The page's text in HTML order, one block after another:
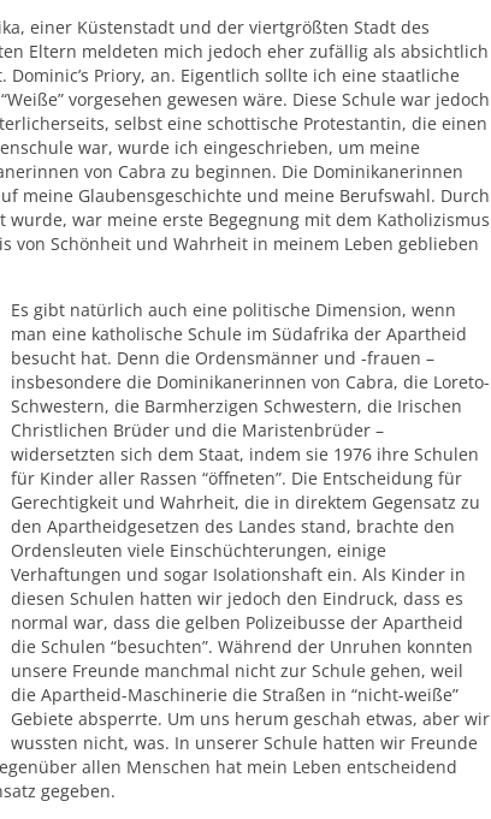
einer Küstenstadt und der viertgrößten Stadt des
Eltern meldeten mich jedoch eher zufällig als absichtlich
Priory, an. Eigentlich sollte ich eine staatliche
vorgesehen gewesen wäre. Diese Schule war jedoch
selbst eine schottische Protestantin, die einen
war, wurde ich eingeschrieben, um meine
von Cabra zu beginnen. Die Dominikanerinnen
meine Glaubensgeschichte und meine Berufswahl. Durch
war meine erste Begegnung mit dem Katholizismus
von Schönheit und Wahrheit in meinem Leben geblieben
Es gibt natürlich auch eine politische Dimension, wenn
man eine katholische Schule im Südafrika der Apartheid
besucht hat. Denn die Ordensmänner und -frauen –
insbesondere die Dominikanerinnen von Cabra, die Loreto-
Schwestern, die Barmherzigen Schwestern, die Irischen
Christlichen Brüder und die Maristenbrüder –
widersetzten sich dem Staat, indem sie 1976 ihre Schulen
für Kinder aller Rassen “öffneten”. Die Entscheidung für
Gerechtigkeit und Wahrheit, die in direktem Gegensatz zu
den Apartheidgesetzen des Landes stand, brachte den
Ordensleuten viele Einschüchterungen, einige
Verhaftungen und sogar Isolationshaft ein. Als Kinder in
diesen Schulen hatten wir jedoch den Eindruck, dass es
normal war, dass die gelben Polizeibusse der Apartheid
die Schulen “besuchten”. Während der Unruhen konnten
unsere Freunde manchmal nicht zur Schule gehen, weil
die Apartheid-Maschinerie die Straßen in “nicht-weiße”
Gebiete absperrte. Um uns herum geschah etwas, aber wir
wussten nicht, was. In unserer Schule hatten wir Freunde
allen Menschen hat mein Leben entscheidend
gegeben.